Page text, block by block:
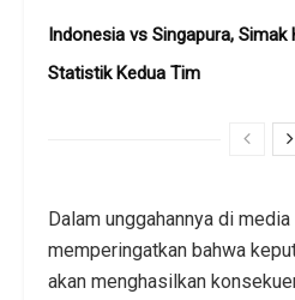
Indonesia vs Singapura, Simak
Statistik Kedua Tim
Dalam unggahannya di
memperingatkan bahwa
akan menghasilkan